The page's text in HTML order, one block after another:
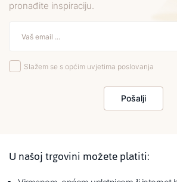
pronađite inspiraciju.
Slažem se s općim uvjetima poslovanja
Pošalji
U našoj trgovini možete platiti: